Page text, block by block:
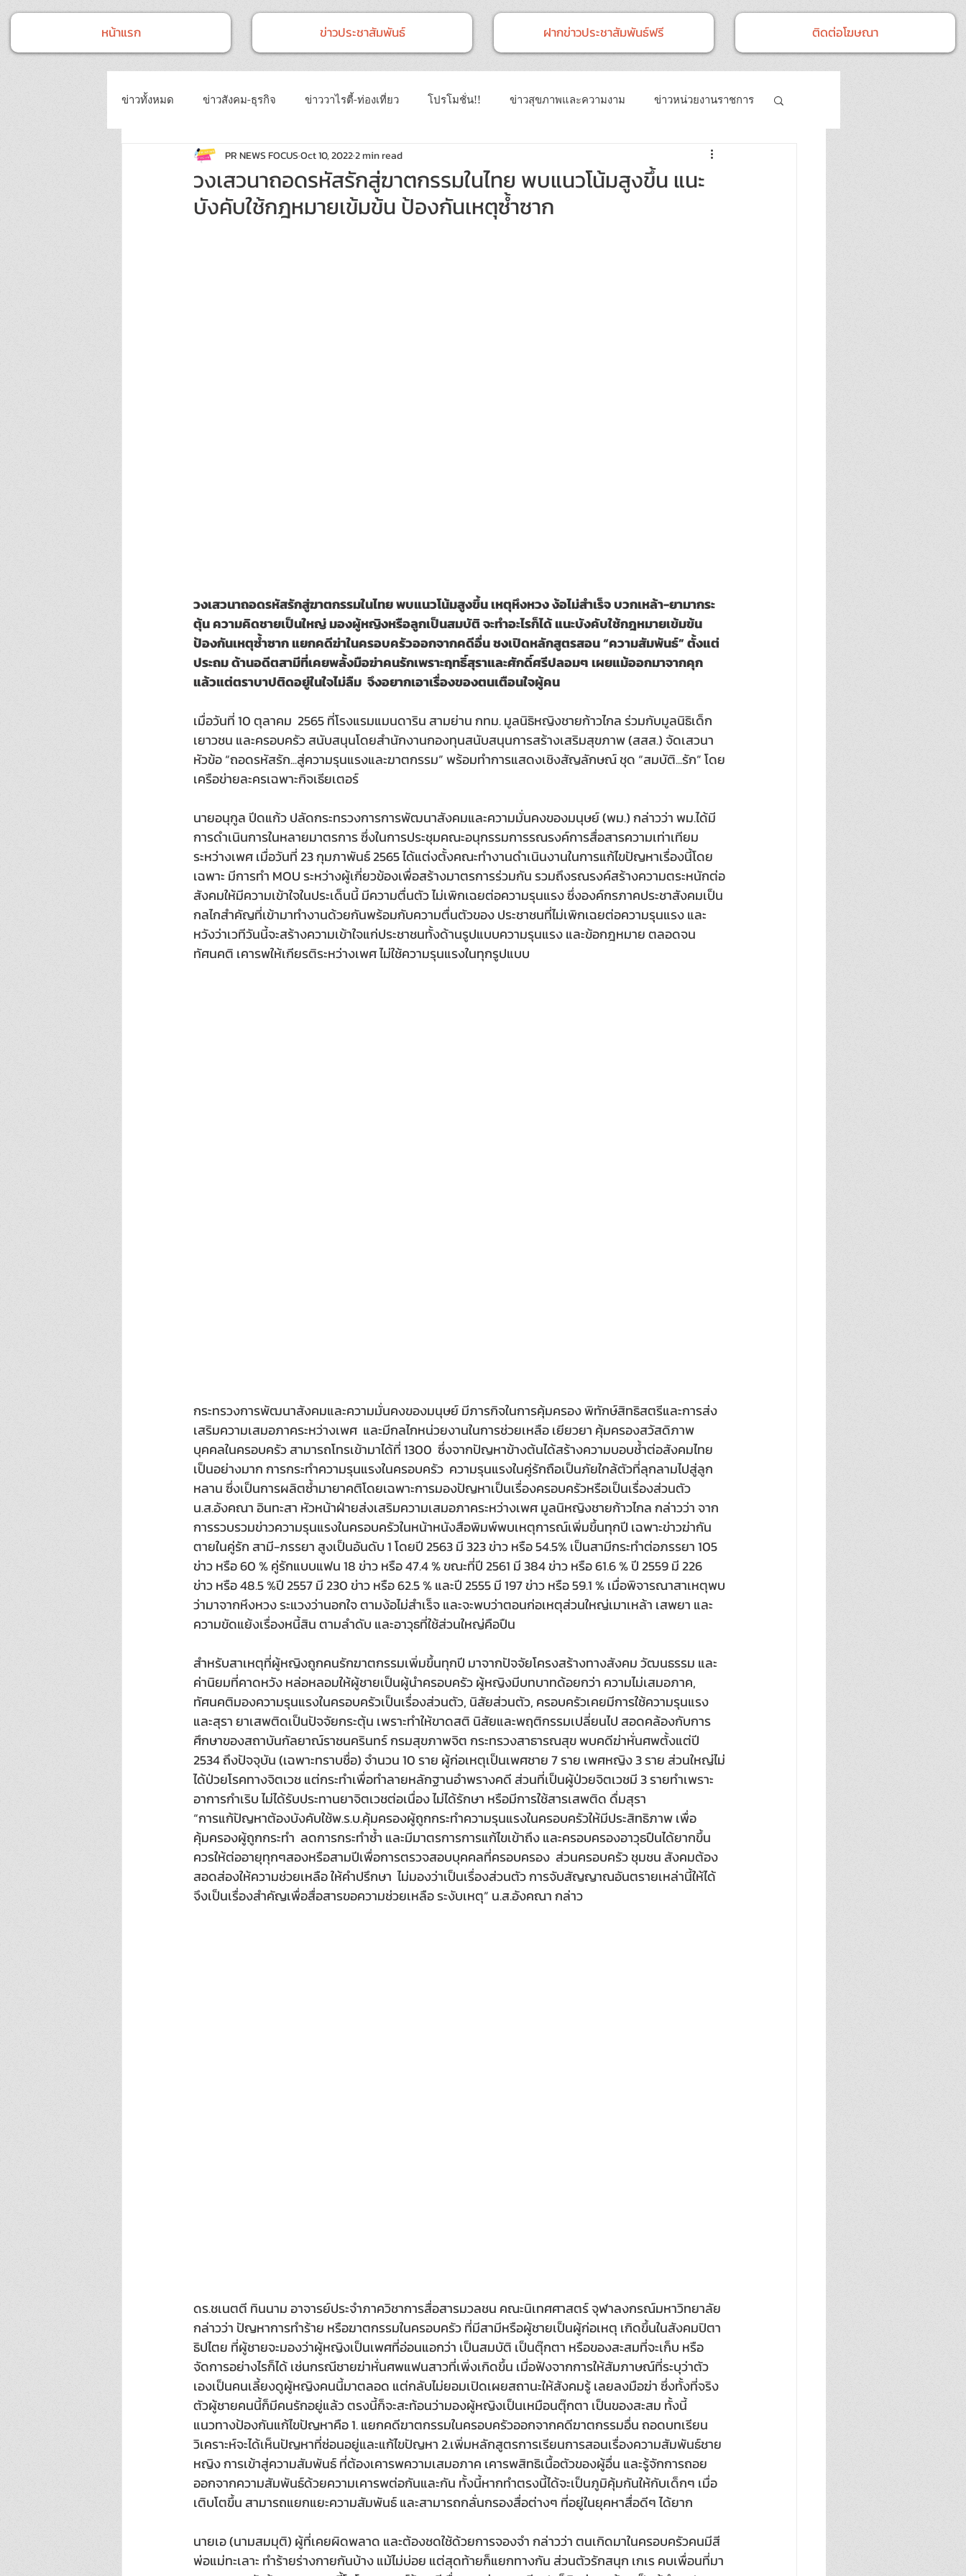
หน้าแรก ข่าวประชาสัมพันธ์ ฝากข่าวประชาสัมพันธ์ฟรี ติดต่อโฆษณา
ข่าวทั้งหมด ข่าวสังคม-ธุรกิจ ข่าววาไรตี้-ท่องเที่ยว โปรโมชั่น!! ข่าวสุขภาพและความงาม ข่าวหน่วยงานราชการ
ข่าวงานประชุม-อบรมสัมมนา ข่าวทั่วไป ข่าวการศึกษา
ข่าวบันเทิง บทความประชาสัมพันธ์ Event ข่าวเทคโนโลยี IT
วงเสวนาถอดรหัสรักสู่ฆาตกรรมในไทย พบแนวโน้มสูงขึ้น แนะ
บังคับใช้กฎหมายเข้มข้น ป้องกันเหตุซ้ำซาก
PR NEWS FOCUSOct 10, 20222 min read
วงเสวนาถอดรหัสรักสู่ฆาตกรรมในไทย พบแนวโน้มสูงขึ้น เหตุหึงหวง ง้อไม่สำเร็จ บวกเหล้า-ยามากระ
ตุ้น ความคิดชายเป็นใหญ่ มองผู้หญิงหรือลูกเป็นสมบัติ จะทำอะไรก็ได้ แนะบังคับใช้กฎหมายเข้มข้น
ป้องกันเหตุซ้ำซาก แยกคดีฆ่าในครอบครัวออกจากคดีอื่น ชงเปิดหลักสูตรสอน “ความสัมพันธ์” ตั้งแต่
ประถม ด้านอดีตสามีที่เคยพลั้งมือฆ่าคนรักเพราะฤทธิ์สุราและศักดิ์ศรีปลอมๆ เผยแม้ออกมาจากคุก
แล้วแต่ตราบาปติดอยู่ในใจไม่ลืม  จึงอยากเอาเรื่องของตนเตือนใจผู้คน
เมื่อวันที่ 10 ตุลาคม  2565 ที่โรงแรมแมนดาริน สามย่าน กทม. มูลนิธิหญิงชายก้าวไกล ร่วมกับมูลนิธิเด็ก
เยาวชน และครอบครัว สนับสนุนโดยสำนักงานกองทุนสนับสนุนการสร้างเสริมสุขภาพ (สสส.) จัดเสวนา
หัวข้อ “ถอดรหัสรัก...สู่ความรุนแรงและฆาตกรรม” พร้อมทำการแสดงเชิงสัญลักษณ์ ชุด “สมบัติ...รัก” โดย
เครือข่ายละครเฉพาะกิจเธียเตอร์
นายอนุกูล ปีดแก้ว ปลัดกระทรวงการการพัฒนาสังคมและความมั่นคงของมนุษย์ (พม.) กล่าวว่า พม.ได้มี
การดำเนินการในหลายมาตรการ ซึ่งในการประชุมคณะอนุกรรมการรณรงค์การสื่อสารความเท่าเทียม
ระหว่างเพศ เมื่อวันที่ 23 กุมภาพันธ์ 2565 ได้แต่งตั้งคณะทำงานดำเนินงานในการแก้ไขปัญหาเรื่องนี้โดย
เฉพาะ มีการทำ MOU ระหว่างผู้เกี่ยวข้องเพื่อสร้างมาตรการร่วมกัน รวมถึงรณรงค์สร้างความตระหนักต่อ
สังคมให้มีความเข้าใจในประเด็นนี้ มีความตื่นตัว ไม่เพิกเฉยต่อความรุนแรง ซึ่งองค์กรภาคประชาสังคมเป็น
กลไกสำคัญที่เข้ามาทำงานด้วยกันพร้อมกับความตื่นตัวของ ประชาชนที่ไม่เพิกเฉยต่อความรุนแรง และ
หวังว่าเวทีวันนี้จะสร้างความเข้าใจแก่ประชาชนทั้งด้านรูปแบบความรุนแรง และข้อกฎหมาย ตลอดจน
ทัศนคติ เคารพให้เกียรติระหว่างเพศ ไม่ใช้ความรุนแรงในทุกรูปแบบ
กระทรวงการพัฒนาสังคมและความมั่นคงของมนุษย์ มีภารกิจในการคุ้มครอง พิทักษ์สิทธิสตรีและการส่ง
เสริมความเสมอภาคระหว่างเพศ  และมีกลไกหน่วยงานในการช่วยเหลือ เยียวยา คุ้มครองสวัสดิภาพ
บุคคลในครอบครัว สามารถโทรเข้ามาได้ที่ 1300  ซึ่งจากปัญหาข้างต้นได้สร้างความบอบช้ำต่อสังคมไทย
เป็นอย่างมาก การกระทำความรุนแรงในครอบครัว  ความรุนแรงในคู่รักถือเป็นภัยใกล้ตัวที่ลุกลามไปสู่ลูก
หลาน ซึ่งเป็นการผลิตซ้ำมายาคติโดยเฉพาะการมองปัญหาเป็นเรื่องครอบครัวหรือเป็นเรื่องส่วนตัว
น.ส.อังคณา อินทะสา หัวหน้าฝ่ายส่งเสริมความเสมอภาคระหว่างเพศ มูลนิหญิงชายก้าวไกล กล่าวว่า จาก
การรวบรวมข่าวความรุนแรงในครอบครัวในหน้าหนังสือพิมพ์พบเหตุการณ์เพิ่มขึ้นทุกปี เฉพาะข่าวฆ่ากัน
ตายในคู่รัก สามี-ภรรยา สูงเป็นอันดับ 1 โดยปี 2563 มี 323 ข่าว หรือ 54.5% เป็นสามีกระทำต่อภรรยา 105
ข่าว หรือ 60 % คู่รักแบบแฟน 18 ข่าว หรือ 47.4 % ขณะที่ปี 2561 มี 384 ข่าว หรือ 61.6 % ปี 2559 มี 226
ข่าว หรือ 48.5 %ปี 2557 มี 230 ข่าว หรือ 62.5 % และปี 2555 มี 197 ข่าว หรือ 59.1 % เมื่อพิจารณาสาเหตุพบ
ว่ามาจากหึงหวง ระแวงว่านอกใจ ตามง้อไม่สำเร็จ และจะพบว่าตอนก่อเหตุส่วนใหญ่เมาเหล้า เสพยา และ
ความขัดแย้งเรื่องหนี้สิน ตามลำดับ และอาวุธที่ใช้ส่วนใหญ่คือปืน
สำหรับสาเหตุที่ผู้หญิงถูกคนรักฆาตกรรมเพิ่มขึ้นทุกปี มาจากปัจจัยโครงสร้างทางสังคม วัฒนธรรม และ
ค่านิยมที่คาดหวัง หล่อหลอมให้ผู้ชายเป็นผู้นำครอบครัว ผู้หญิงมีบทบาทด้อยกว่า ความไม่เสมอภาค,
ทัศนคติมองความรุนแรงในครอบครัวเป็นเรื่องส่วนตัว, นิสัยส่วนตัว, ครอบครัวเคยมีการใช้ความรุนแรง
และสุรา ยาเสพติดเป็นปัจจัยกระตุ้น เพราะทำให้ขาดสติ นิสัยและพฤติกรรมเปลี่ยนไป สอดคล้องกับการ
ศึกษาของสถาบันกัลยาณ์ราชนครินทร์ กรมสุขภาพจิต กระทรวงสาธารณสุข พบคดีฆ่าหั่นศพตั้งแต่ปี
2534 ถึงปัจจุบัน (เฉพาะทราบชื่อ) จำนวน 10 ราย ผู้ก่อเหตุเป็นเพศชาย 7 ราย เพศหญิง 3 ราย ส่วนใหญ่ไม่
ได้ป่วยโรคทางจิตเวช แต่กระทำเพื่อทำลายหลักฐานอำพรางคดี ส่วนที่เป็นผู้ป่วยจิตเวชมี 3 รายทำเพราะ
อาการกำเริบ ไม่ได้รับประทานยาจิตเวชต่อเนื่อง ไม่ได้รักษา หรือมีการใช้สารเสพติด ดื่มสุรา
“การแก้ปัญหาต้องบังคับใช้พ.ร.บ.คุ้มครองผู้ถูกกระทำความรุนแรงในครอบครัวให้มีประสิทธิภาพ เพื่อ
คุ้มครองผู้ถูกกระทำ  ลดการกระทำซ้ำ และมีมาตรการการแก้ไขเข้าถึง และครอบครองอาวุธปืนได้ยากขึ้น
ควรให้ต่ออายุทุกๆสองหรือสามปีเพื่อการตรวจสอบบุคคลที่ครอบครอง  ส่วนครอบครัว ชุมชน สังคมต้อง
สอดส่องให้ความช่วยเหลือ ให้คำปรึกษา  ไม่มองว่าเป็นเรื่องส่วนตัว การจับสัญญาณอันตรายเหล่านี้ให้ได้
จึงเป็นเรื่องสำคัญเพื่อสื่อสารขอความช่วยเหลือ ระงับเหตุ” น.ส.อังคณา กล่าว
ดร.ชเนตตี ทินนาม อาจารย์ประจำภาควิชาการสื่อสารมวลชน คณะนิเทศศาสตร์ จุฬาลงกรณ์มหาวิทยาลัย
กล่าวว่า ปัญหาการทำร้าย หรือฆาตกรรมในครอบครัว ที่มีสามีหรือผู้ชายเป็นผู้ก่อเหตุ เกิดขึ้นในสังคมปิตา
ธิปไตย ที่ผู้ชายจะมองว่าผู้หญิงเป็นเพศที่อ่อนแอกว่า เป็นสมบัติ เป็นตุ๊กตา หรือของสะสมที่จะเก็บ หรือ
จัดการอย่างไรก็ได้ เช่นกรณีชายฆ่าหั่นศพแฟนสาวที่เพิ่งเกิดขึ้น เมื่อฟังจากการให้สัมภาษณ์ที่ระบุว่าตัว
เองเป็นคนเลี้ยงดูผู้หญิงคนนี้มาตลอด แต่กลับไม่ยอมเปิดเผยสถานะให้สังคมรู้ เลยลงมือฆ่า ซึ่งทั้งที่จริง
ตัวผู้ชายคนนี้ก็มีคนรักอยู่แล้ว ตรงนี้ก็จะสะท้อนว่ามองผู้หญิงเป็นเหมือนตุ๊กตา เป็นของสะสม ทั้งนี้
แนวทางป้องกันแก้ไขปัญหาคือ 1. แยกคดีฆาตกรรมในครอบครัวออกจากคดีฆาตกรรมอื่น ถอดบทเรียน
วิเคราะห์จะได้เห็นปัญหาที่ซ่อนอยู่และแก้ไขปัญหา 2.เพิ่มหลักสูตรการเรียนการสอนเรื่องความสัมพันธ์ชาย
หญิง การเข้าสู่ความสัมพันธ์ ที่ต้องเคารพความเสมอภาค เคารพสิทธิเนื้อตัวของผู้อื่น และรู้จักการถอย
ออกจากความสัมพันธ์ด้วยความเคารพต่อกันและกัน ทั้งนี้หากทำตรงนี้ได้จะเป็นภูมิคุ้มกันให้กับเด็กๆ เมื่อ
เติบโตขึ้น สามารถแยกแยะความสัมพันธ์ และสามารถกลั่นกรองสื่อต่างๆ ที่อยู่ในยุคหาสื่อดีๆ ได้ยาก
นายเอ (นามสมมุติ) ผู้ที่เคยผิดพลาด และต้องชดใช้ด้วยการจองจำ กล่าวว่า ตนเกิดมาในครอบครัวคนมีสี
พ่อแม่ทะเลาะ ทำร้ายร่างกายกันบ้าง แม้ไม่บ่อย แต่สุดท้ายก็แยกทางกัน ส่วนตัวรักสนุก เกเร คบเพื่อนที่มา